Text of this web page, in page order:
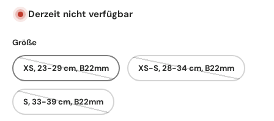
Derzeit nicht verfügbar
Größe
XS, 23-29 cm, B22mm XS-S, 28-34 cm, B22mm
S, 33-39 cm, B22mm